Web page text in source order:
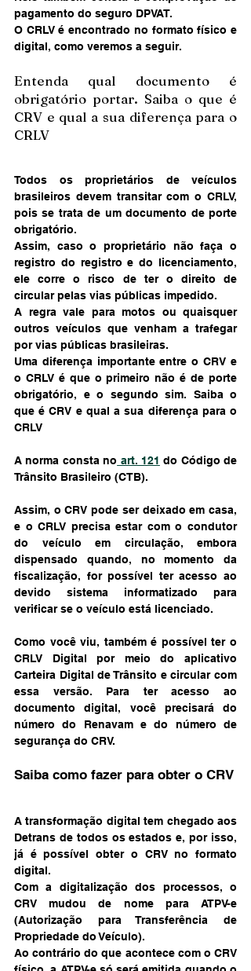
pagamento do seguro DPVAT.
O CRLV é encontrado no formato físico e
digital, como veremos a seguir.
Entenda qual documento é
obrigatório portar. Saiba o que é
CRV e qual a sua diferença para o
CRLV
Todos os proprietários de veículos
brasileiros devem transitar com o CRLV,
pois se trata de um documento de porte
obrigatório.
Assim, caso o proprietário não faça o
registro do registro e do licenciamento,
ele corre o risco de ter o direito de
circular pelas vias públicas impedido.
A regra vale para motos ou quaisquer
outros veículos que venham a trafegar
por vias públicas brasileiras.
Uma diferença importante entre o CRV e
o CRLV é que o primeiro não é de porte
obrigatório, e o segundo sim. Saiba o
que é CRV e qual a sua diferença para o
CRLV
A norma consta no art. 121 do Código de
Trânsito Brasileiro (CTB).
Assim, o CRV pode ser deixado em casa,
e o CRLV precisa estar com o condutor
do veículo em circulação, embora
dispensado quando, no momento da
fiscalização, for possível ter acesso ao
devido sistema informatizado para
verificar se o veículo está licenciado.
Como você viu, também é possível ter o
CRLV Digital por meio do aplicativo
Carteira Digital de Trânsito e circular com
essa versão. Para ter acesso ao
documento digital, você precisará do
número do Renavam e do número de
segurança do CRV.
A transformação digital tem chegado aos
Detrans de todos os estados e, por isso,
já é possível obter o CRV no formato
digital.
Com a digitalização dos processos, o
CRV mudou de nome para ATPV-e
(Autorização para Transferência de
Propriedade do Veículo).
Ao contrário do que acontece com o CRV